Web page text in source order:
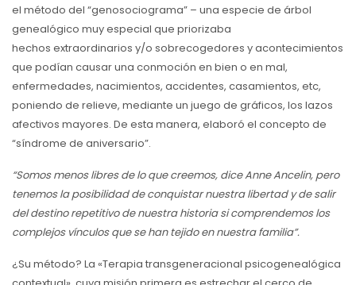
el método del “genosociograma” – una especie de árbol
genealógico muy especial que priorizaba
hechos extraordinarios y/o sobrecogedores y acontecimientos
que podían causar una conmoción en bien o en mal,
enfermedades, nacimientos, accidentes, casamientos, etc,
poniendo de relieve, mediante un juego de gráficos, los lazos
afectivos mayores. De esta manera, elaboró el concepto de
“síndrome de aniversario”.
“Somos menos libres de lo que creemos, dice Anne Ancelin, pero
tenemos la posibilidad de conquistar nuestra libertad y de salir
del destino repetitivo de nuestra historia si comprendemos los
complejos vínculos que se han tejido en nuestra familia”.
¿Su método? La «Terapia transgeneracional psicogenealógica